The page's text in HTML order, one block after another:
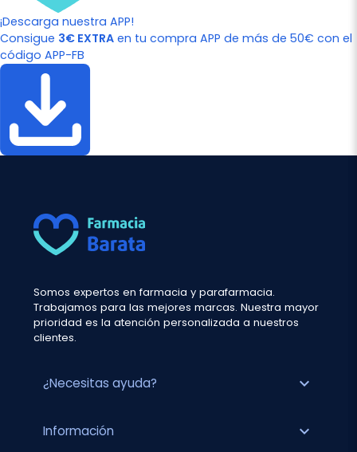
¡Descarga nuestra APP!
Consigue 3€ EXTRA en tu compra APP de más de 50€ con el
código APP-FB
Somos expertos en farmacia y parafarmacia.
Trabajamos para las mejores marcas. Nuestra mayor
prioridad es la atención personalizada a nuestros
clientes.
¿Necesitas ayuda? expand_more
Información expand_more